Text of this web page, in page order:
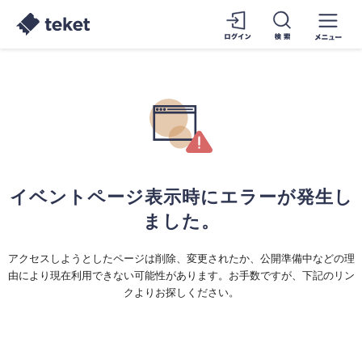
イベントページ表示時にエラーが発生し
ました。
アクセスしようとしたページは削除、変更されたか、公開準備中などの理
由により現在利用できない可能性があります。お手数ですが、下記のリン
クよりお探しください。